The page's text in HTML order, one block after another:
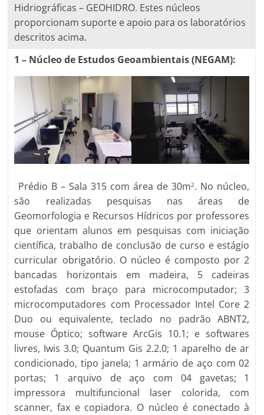
Hidriográficas – GEOHIDRO. Estes núcleos
proporcionam suporte e apoio para os laboratórios
descritos acima.
1 – Núcleo de Estudos Geoambientais (NEGAM):
Prédio B – Sala 315 com área de 30m2. No núcleo,
são realizadas pesquisas nas áreas de
Geomorfologia e Recursos Hídricos por professores
que orientam alunos em pesquisas com iniciação
científica, trabalho de conclusão de curso e estágio
curricular obrigatório. O núcleo é composto por 2
bancadas horizontais em madeira, 5 cadeiras
estofadas com braço para microcomputador; 3
microcomputadores com Processador Intel Core 2
Duo ou equivalente, teclado no padrão ABNT2,
mouse Óptico; software ArcGis 10.1; e softwares
livres, Iwis 3.0; Quantum Gis 2.2.0; 1 aparelho de ar
condicionado, tipo janela; 1 armário de aço com 02
portas; 1 arquivo de aço com 04 gavetas; 1
impressora multifuncional laser colorida, com
scanner, fax e copiadora. O núcleo é conectado à